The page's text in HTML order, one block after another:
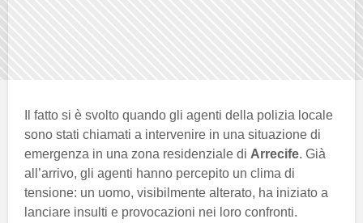
Il fatto si è svolto quando gli agenti della polizia locale
sono stati chiamati a intervenire in una situazione di
emergenza in una zona residenziale di Arrecife. Già
all’arrivo, gli agenti hanno percepito un clima di
tensione: un uomo, visibilmente alterato, ha iniziato a
lanciare insulti e provocazioni nei loro confronti.